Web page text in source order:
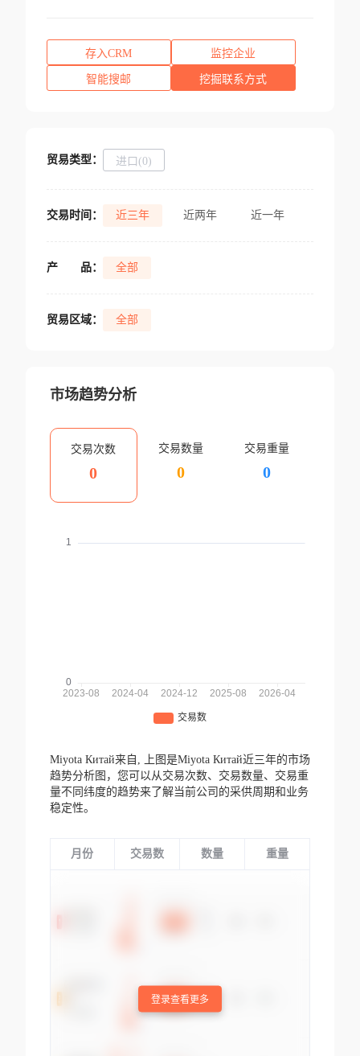
存入CRM 监控企业
智能搜邮 挖掘联系方式
贸易类型： 进口(0)
交易时间： 近三年 近两年 近一年
产 品： 全部
贸易区域： 全部
市场趋势分析
交易次数
0
交易数量
0
交易重量
0
Miyota Китай来自,
上图是Miyota Китай近三年的市场
趋势分析图，您可以从交易次数、交易数量、交易重
量不同纬度的趋势来了解当前公司的采供周期和业务
稳定性。
月份 交易数 数量 重量
登录查看更多